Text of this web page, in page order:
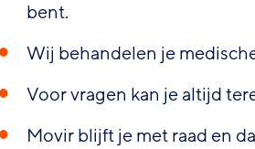
bent.
Wij behandelen je
Voor vragen kan je altijd
Movir blijft je met raad en